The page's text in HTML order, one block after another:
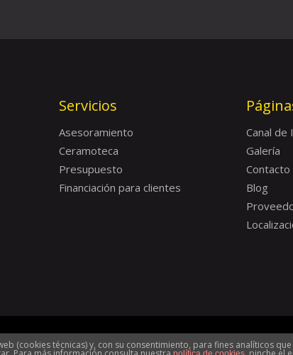
Servicios
Asesoramiento
Ceramoteca
Presupuesto
Financiación para clientes
Canal de
Galería
Contacto
Blog
política de privacidad Sobre Discesur Contacto Discesur
(cookies técnicas) y, con su consentimiento, para fines analíticos